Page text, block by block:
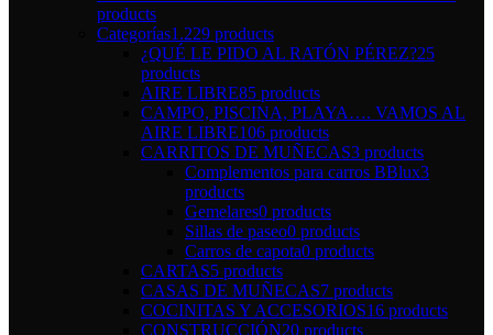
products
Categorías1.229 products
¿QUÉ LE PIDO AL RATÓN PÉREZ?25
products
AIRE LIBRE85 products
CAMPO, PISCINA, PLAYA…. VAMOS AL
AIRE LIBRE106 products
CARRITOS DE MUÑECAS3 products
Complementos para carros BBlux3
products
Gemelares0 products
Sillas de paseo0 products
Carros de capota0 products
CARTAS5 products
CASAS DE MUÑECAS7 products
COCINITAS Y ACCESORIOS16 products
CONSTRUCCIÓN20 products